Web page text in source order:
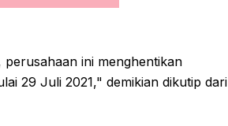
ini menghentikan
29 Juli 2021," demikian dikutip dari